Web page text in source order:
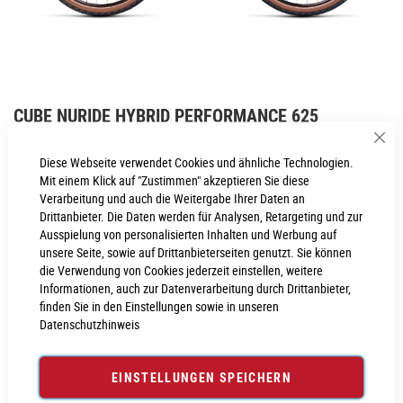
Diese Webseite verwendet Cookies und ähnliche Technologien.
Mit einem Klick auf "Zustimmen" akzeptieren Sie diese
Verarbeitung und auch die Weitergabe Ihrer Daten an
Drittanbieter. Die Daten werden für Analysen, Retargeting und zur
Ausspielung von personalisierten Inhalten und Werbung auf
unsere Seite, sowie auf Drittanbieterseiten genutzt. Sie können
die Verwendung von Cookies jederzeit einstellen, weitere
Informationen, auch zur Datenverarbeitung durch Drittanbieter,
finden Sie in den Einstellungen sowie in unseren
Datenschutzhinweis
EINSTELLUNGEN SPEICHERN
Anfang
Bildgalerie
springen
CUBE NURIDE HYBRID PERFORMANCE 625
Inkl. MwSt., nur Abholung möglich
PROBEFAHRT VEREINBAREN
Produktanfrage stellen
PRODUKTINFORMATIONEN